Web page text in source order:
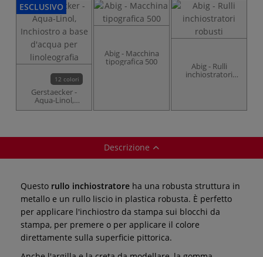
ESCLUSIVO
12 colori
Gerstaecker -
Aqua-Linol,
Inchiostro a base
Abig - Macchina
tipografica 500 Abig - Rulli
inchiostratori
Descrizione
Questo rullo inchiostratore ha una robusta struttura in
metallo e un rullo liscio in plastica robusta. È perfetto
per applicare l'inchiostro da stampa sui blocchi da
stampa, per premere o per applicare il colore
direttamente sulla superficie pittorica.